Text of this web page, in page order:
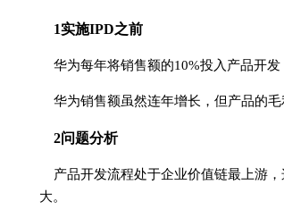
1实施IPD之前
华为每年将销售额的10%投入产品开
华为销售额虽然连年增长，但产品的
2问题分析
产品开发流程处于企业价值链最上游
大。